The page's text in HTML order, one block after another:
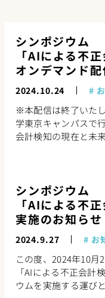
シンポジウム
「AIによる不
オンデマンド
2024.10.24
※本配信は終了いた
学東京キャンパスで
会計検知の現在と未
シンポジウム
「AIによる不
実施のお知らせ
2024.9.27 お
この度、2024年10月
「AIによる不正会計
ウムを実施する運び